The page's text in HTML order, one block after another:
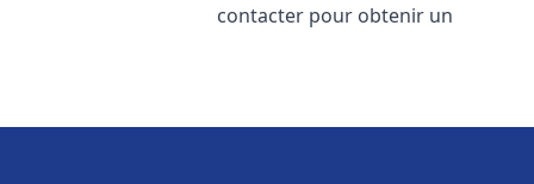
contacter pour obtenir un